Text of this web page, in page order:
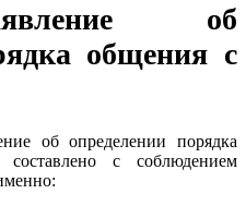
об
общения с
об определении порядка
с соблюдением